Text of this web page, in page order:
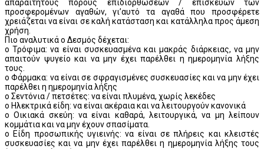
απαραίτητους πόρους επιδιορθώσεων / επισκευών των
προσφερομένων αγαθών, γι’αυτό τα αγαθά που προσφέρετε
χρειάζεται να είναι σε καλή κατάσταση και κατάλληλα προς άμεση
χρήση.
Πιο αναλυτικά ο Δεσμός δέχεται:
o Τρόφιμα: να είναι συσκευασμένα και μακράς διάρκειας, να μην
απαιτούν ψυγείο και να μην έχει παρέλθει η ημερομηνία λήξης
τους.
o Φάρμακα: να είναι σε σφραγισμένες συσκευασίες και να μην έχει
παρέλθει η ημερομηνία λήξης
o Σεντόνια / πετσέτες: να είναι πλυμένα, χωρίς λεκέδες
o Ηλεκτρικά είδη: να είναι ακέραια και να λειτουργούν κανονικά
o Οικιακά σκεύη: να είναι καθαρά, λειτουργικά, να μη λείπουν
κομμάτια και να μην έχουν σπασίματα.
o Είδη προσωπικής υγιεινής: να είναι σε πλήρεις και κλειστές
συσκευασίες και να μην έχει παρέλθει η ημερομηνία λήξης τους